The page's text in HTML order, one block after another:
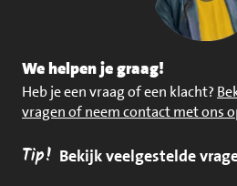
We helpen je graag!
Heb je een vraag of een klacht?
vragen of neem contact met ons
Tip! Bekijk veelgestelde